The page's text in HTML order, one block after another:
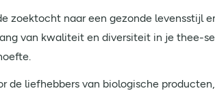
zoektocht naar een gezonde levensstijl
van kwaliteit en diversiteit in je thee-
de liefhebbers van biologische